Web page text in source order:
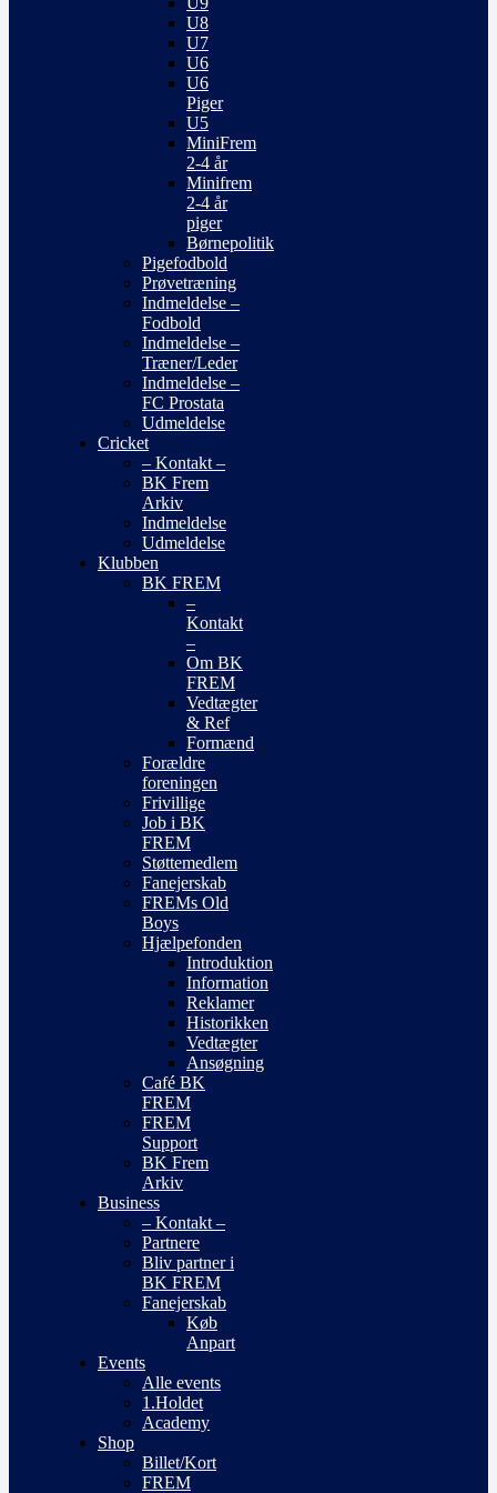
U8
U7
U6
U6
Piger
U5
MiniFrem
2-4 år
Minifrem
2-4 år
piger
Børnepolitik
Pigefodbold
Prøvetræning
Indmeldelse –
Fodbold
Indmeldelse –
Træner/Leder
Indmeldelse –
FC Prostata
Udmeldelse
Cricket
– Kontakt –
BK Frem
Arkiv
Indmeldelse
Udmeldelse
Klubben
BK FREM
–
Kontakt
–
Om BK
FREM
Vedtægter
& Ref
Formænd
Forældre
foreningen
Frivillige
Job i BK
FREM
Støttemedlem
Fanejerskab
FREMs Old
Boys
Hjælpefonden
Introduktion
Information
Reklamer
Historikken
Vedtægter
Ansøgning
Café BK
FREM
FREM
Support
BK Frem
Arkiv
Business
– Kontakt –
Partnere
Bliv partner i
BK FREM
Fanejerskab
Køb
Anpart
Events
Alle events
1.Holdet
Academy
Shop
Billet/Kort
FREM